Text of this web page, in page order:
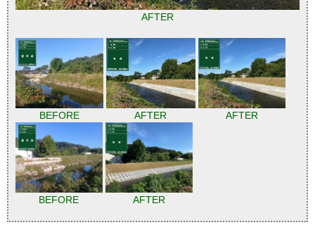
AFTER
BEFORE AFTER AFTER
BEFORE AFTER